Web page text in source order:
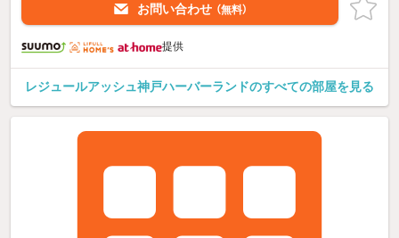
お問い合わせ （無料）
提供
レジュールアッシュ神戸ハーバーランドのすべての部屋を見る